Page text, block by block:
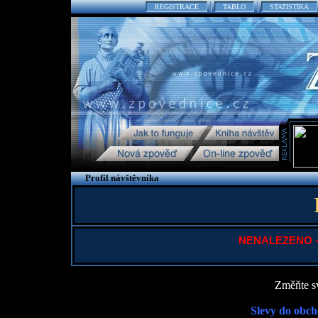
REGISTRACE TABLO STATISTIKA
Profil návštěvníka
NENALEZENO
Změňte
Slevy do